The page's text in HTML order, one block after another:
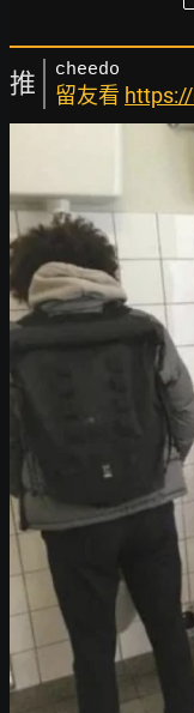
推 cheedo
留友看